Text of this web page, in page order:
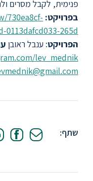
תואר
שני
המרכז
הקדם
אקדמי
והמשך
פנימית, לקבל מסרים
בפרויקט: 730ea8cf-
0113dafcd033-265d/
הפרויקט: ענבל ראובן
lev_mednik/
שתף: